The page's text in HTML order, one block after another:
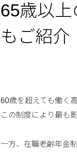
65歳以
もご紹介
60歳を超えても働く
この制度により最も
一方、在職老齢年金